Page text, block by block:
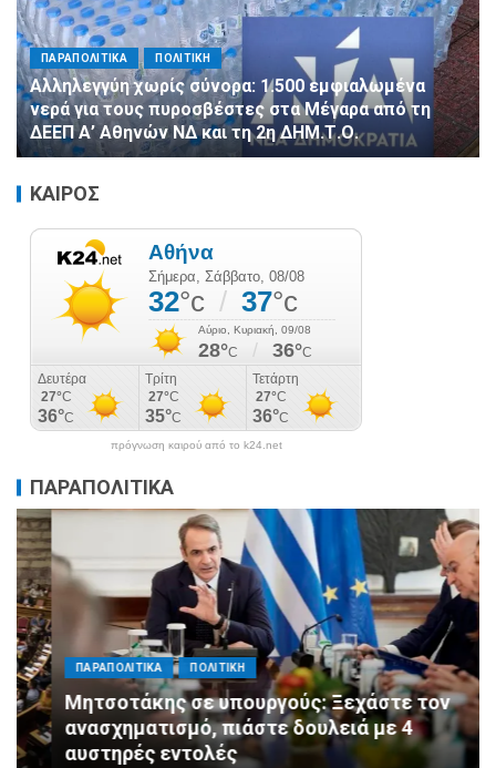
ΠΑΡΑΠΟΛΙΤΙΚΑ ΠΟΛΙΤΙΚΗ
Αλληλεγγύη χωρίς σύνορα: 1.500 εμφιαλωμένα
νερά για τους πυροσβέστες στα Μέγαρα από τη
ΔΕΕΠ Α’ Αθηνών ΝΔ και τη 2η ΔΗΜ.Τ.Ο.
ΚΑΙΡΟΣ
πρόγνωση καιρού από το k24.net
ΠΑΡΑΠΟΛΙΤΙΚΑ
ΠΑΡΑΠΟΛΙΤΙΚΑ ΠΟΛΙΤΙΚΗ
Μητσοτάκης σε υπουργούς: Ξεχάστε τον
ανασχηματισμό, πιάστε δουλειά με 4
αυστηρές εντολές